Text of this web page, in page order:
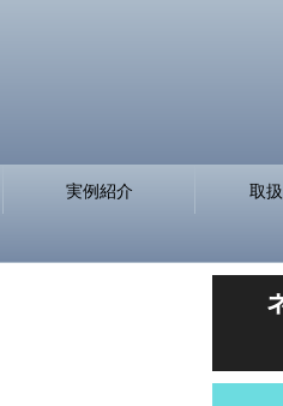
実例紹介 取